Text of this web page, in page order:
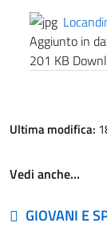
Aggiunto in
201 KB
Ultima modifica:
Vedi anche…
GIOVANI E